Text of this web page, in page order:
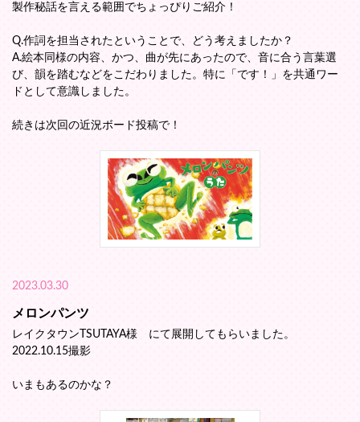
製作秘話を言える範囲でちょっぴりご紹介！
Q.作詞を担当されたということで、どう考えましたか？
A.絵本同様の内容、かつ、曲が先にあったので、音に合う言葉選
び、韻を踏むなどをこだわりました。特に「です！」を共通ワー
ドとして意識しました。
続きは次回の近況ボード投稿で！
2023.03.30
メロンパンツ
レイクタウンTSUTAYA様 にて展開してもらいました。
2022.10.15撮影
いまもあるのかな？